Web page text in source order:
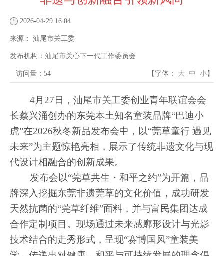
2026-04-29 16:04
来源： 汕尾市关工委
发布机构： 汕尾市关心下一代工作委员会
访问量：54 【字体： 大 中 小】
4月27日，汕尾市关工委创业青年联谊会会
长蔡兴涌创办的东莞本土知名童装品牌“巴迪小
虎”在2026秋冬新品发布会中，以“莞草童行 遇见
未来”为主题惊艳亮相，展示了传统非遗文化与现
代设计相融合的创新成果。
发布会以“莞草共生・和平之约”为开篇，品
牌深入挖掘东莞非遗莞草的文化价值，成功研发
天然抗菌的“莞草纤维”面料，并与富民集团达成
合作定制项目。现场通过未来感廓形设计与光影
技术结合的走秀形式，呈现“赛博国风”童装美